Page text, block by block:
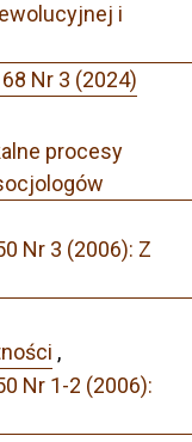
i
Nr 3 (2024)
procesy
Nr 3 (2006): Z
,
Nr 1-2 (2006):